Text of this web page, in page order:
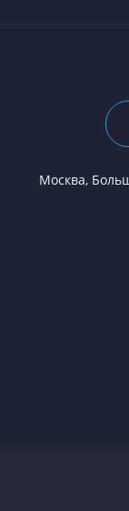
Москва,